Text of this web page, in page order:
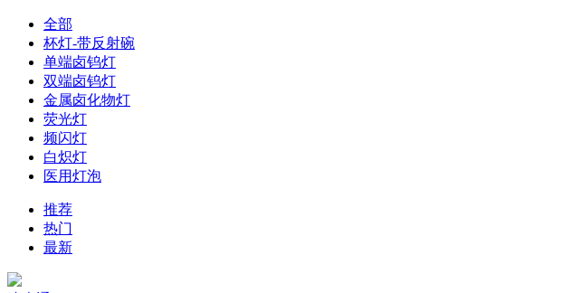
全部
杯灯-带反射碗
单端卤钨灯
双端卤钨灯
金属卤化物灯
荧光灯
频闪灯
白炽灯
医用灯泡
推荐
热门
最新